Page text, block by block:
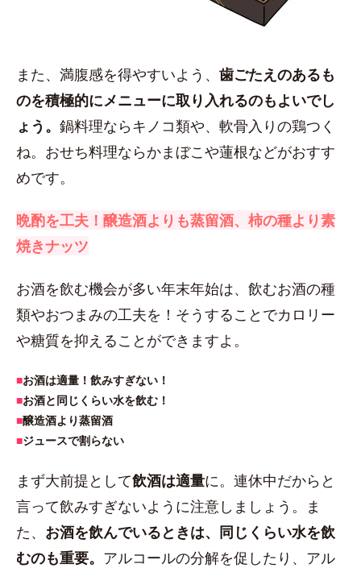
また、満腹感を得やすいよう、 歯ごたえのあるも
のを積極的にメニューに取り入れるのもよいでし
ょう。 鍋料理ならキノコ類や、軟骨入りの鶏つく
ね。おせち料理ならかまぼこや蓮根などがおすす
めです。
晩酌を工夫！醸造酒よりも蒸留酒、柿の種より素
焼きナッツ
お酒を飲む機会が多い年末年始は、飲むお酒の種
類やおつまみの工夫を！そうすることでカロリー
や糖質を抑えることができますよ。
■お酒は適量！飲みすぎない！
■お酒と同じくらい水を飲む！
■醸造酒より蒸留酒
■ジュースで割らない
まず大前提として飲酒は適量に。連休中だからと
言って飲みすぎないように注意しましょう。ま
た、 お酒を飲んでいるときは、同じくらい水を飲
むのも重要。 アルコールの分解を促したり、アル